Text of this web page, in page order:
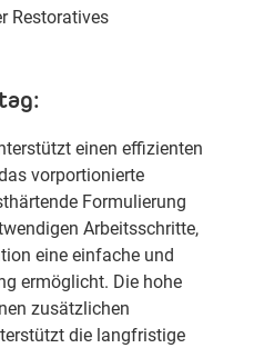
Restoratives
einen effizienten
vorportionierte
Formulierung
Arbeitsschritte,
eine einfache und
ermöglicht. Die hohe
zusätzlichen
die langfristige